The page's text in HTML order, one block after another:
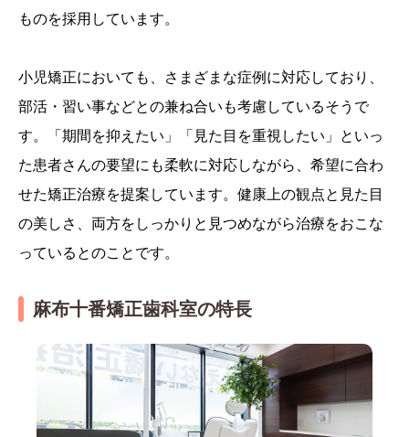
ものを採用しています。
小児矯正においても、さまざまな症例に対応しており、
部活・習い事などとの兼ね合いも考慮しているそうで
す。「期間を抑えたい」「見た目を重視したい」といっ
た患者さんの要望にも柔軟に対応しながら、希望に合わ
せた矯正治療を提案しています。健康上の観点と見た目
の美しさ、両方をしっかりと見つめながら治療をおこな
っているとのことです。
麻布十番矯正歯科室の特長